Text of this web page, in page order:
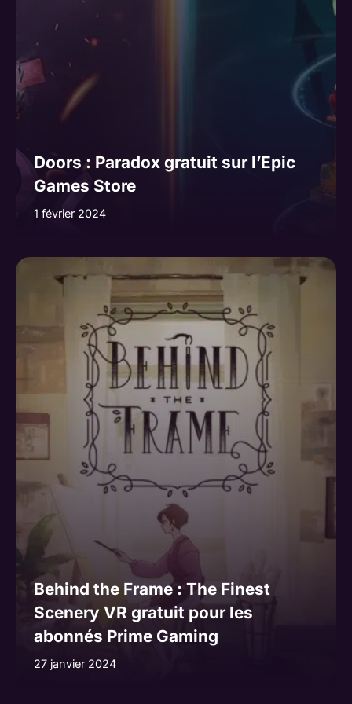
Doors : Paradox gratuit sur l’Epic
Games Store
1 février 2024
Behind the Frame : The Finest
Scenery VR gratuit pour les
abonnés Prime Gaming
27 janvier 2024